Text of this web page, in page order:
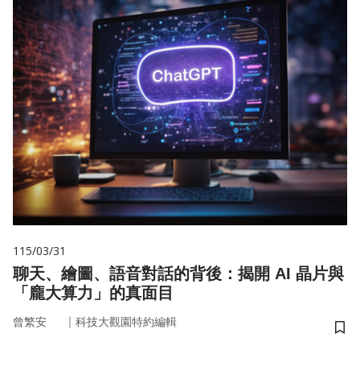
115/03/31
聊天、繪圖、語音對話的背後：揭開 AI 晶片與
「龐大算力」的真面目
曾繁安 ｜ 科技大觀園特約編輯
儲